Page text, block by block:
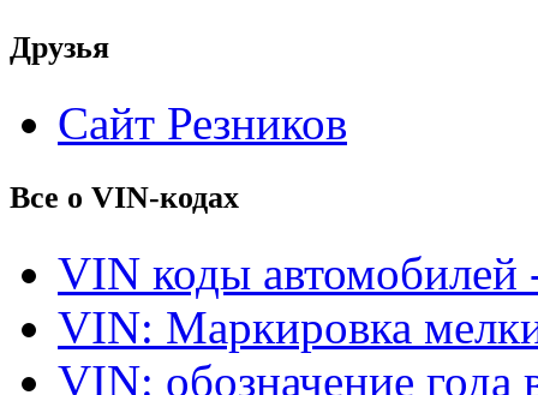
Друзья
Сайт Резников
Все о VIN-кодах
VIN коды автомобилей
VIN: Маркировка
VIN: обозначение года